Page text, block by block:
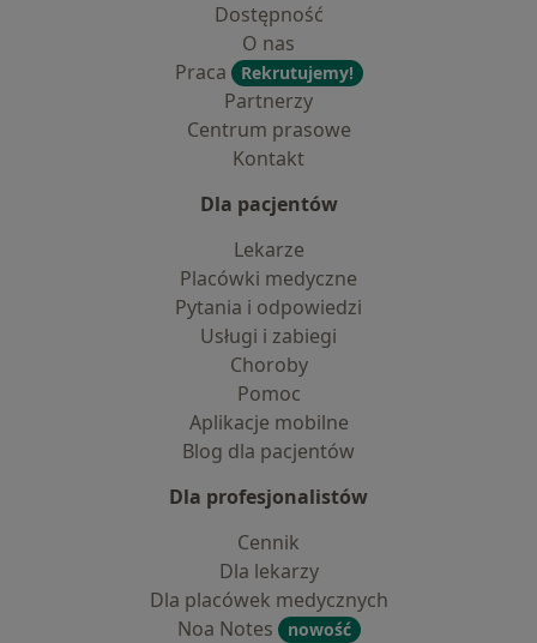
Dostępność
O nas
Praca
Rekrutujemy!
Partnerzy
Centrum prasowe
Kontakt
Dla pacjentów
Lekarze
Placówki medyczne
Pytania i odpowiedzi
Usługi i zabiegi
Choroby
Pomoc
Aplikacje mobilne
Blog dla pacjentów
Dla profesjonalistów
Cennik
Dla lekarzy
Dla placówek medycznych
Noa Notes
nowość